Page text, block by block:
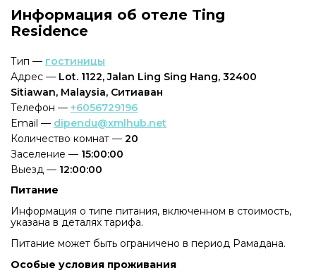
Информация об отеле Ting
Residence
Тип — гостиницы
Адрес — Lot. 1122, Jalan Ling Sing Hang, 32400
Sitiawan, Malaysia, Ситиаван
Телефон — +6056729196
Email — dipendu@xmlhub.net
Количество комнат — 20
Заселение — 15:00:00
Выезд — 12:00:00
Питание
Информация о типе питания, включенном в стоимость,
указана в деталях тарифа.
Питание может быть ограничено в период Рамадана.
Особые условия проживания